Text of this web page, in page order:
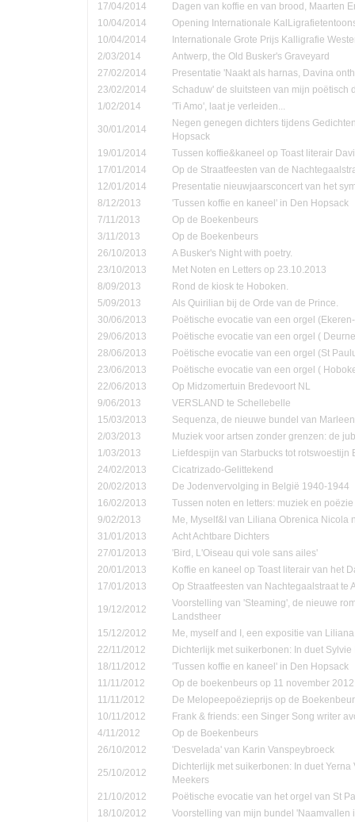
17/04/2014
Dagen van koffie en van brood, Maarten
10/04/2014
Opening Internationale
10/04/2014
Internationale Grote Prijs Kalligrafie
2/03/2014
Antwerp, the Old Busker's Graveyard
27/02/2014
Presentatie 'Naakt als harnas, Davina
23/02/2014
Schaduw' de sluitsteen van mijn poëtisch
1/02/2014
'Ti Amo', laat je verleiden...
30/01/2014
Negen genegen dichters tijdens
Hopsack
19/01/2014
Tussen koffie&kaneel op Toast literair
17/01/2014
Op de Straatfeesten van de
12/01/2014
Presentatie nieuwjaarsconcert van het
8/12/2013
'Tussen koffie en kaneel' in Den Hopsack
7/11/2013
Op de Boekenbeurs
3/11/2013
Op de Boekenbeurs
26/10/2013
A Busker's Night with poetry.
23/10/2013
Met Noten en Letters op 23.10.2013
8/09/2013
Rond de kiosk te Hoboken.
5/09/2013
Als Quirilian bij de Orde van de Prince.
30/06/2013
Poëtische evocatie van een orgel
29/06/2013
Poëtische evocatie van een orgel (
28/06/2013
Poëtische evocatie van een orgel (St
23/06/2013
Poëtische evocatie van een orgel (
22/06/2013
Op Midzomertuin Bredevoort NL
9/06/2013
VERSLAND te Schellebelle
15/03/2013
Sequenza, de nieuwe bundel van
2/03/2013
Muziek voor artsen zonder grenzen: de
1/03/2013
Liefdespijn van Starbucks tot rotswoestijn
24/02/2013
Cicatrizado-Gelittekend
20/02/2013
De Jodenvervolging in België 1940-1944
16/02/2013
Tussen noten en letters: muziek en
9/02/2013
Me, Myself&I van Liliana Obrenica Nicola
31/01/2013
Acht Achtbare Dichters
27/01/2013
'Bird, L'Oiseau qui vole sans ailes'
20/01/2013
Koffie en kaneel op Toast literair van het
17/01/2013
Op Straatfeesten van Nachtegaalstraat te
19/12/2012
Voorstelling van 'Steaming', de nieuwe
Landstheer
15/12/2012
Me, myself and I, een expositie van
22/11/2012
Dichterlijk met suikerbonen: In duet
18/11/2012
'Tussen koffie en kaneel' in Den Hopsack
11/11/2012
Op de boekenbeurs op 11 november 2012
11/11/2012
De Melopeepoëzieprijs op de
10/11/2012
Frank & friends: een Singer Song writer
4/11/2012
Op de Boekenbeurs
26/10/2012
'Desvelada' van Karin Vanspeybroeck
25/10/2012
Dichterlijk met suikerbonen: In duet
Meekers
21/10/2012
Poëtische evocatie van het orgel van St
18/10/2012
Voorstelling van mijn bundel 'Naamvallen